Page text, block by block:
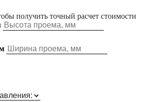
получить точный расчет стоимости